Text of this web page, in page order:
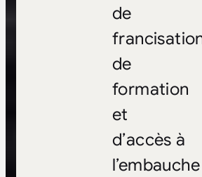
de
de
formation
et
d’accès à
l’embauche